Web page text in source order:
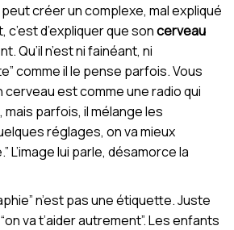
créer un complexe, mal expliqué
c’est d’expliquer que soncerveau
Qu’il n’est ni fainéant, ni
comme il le pense parfois. Vous
cerveau est comme une radio qui
parfois, il mélange les
réglages, on va mieux
L’image lui parle, désamorce la
n’est pas une étiquette. Juste
va t’aider autrement”. Les enfants